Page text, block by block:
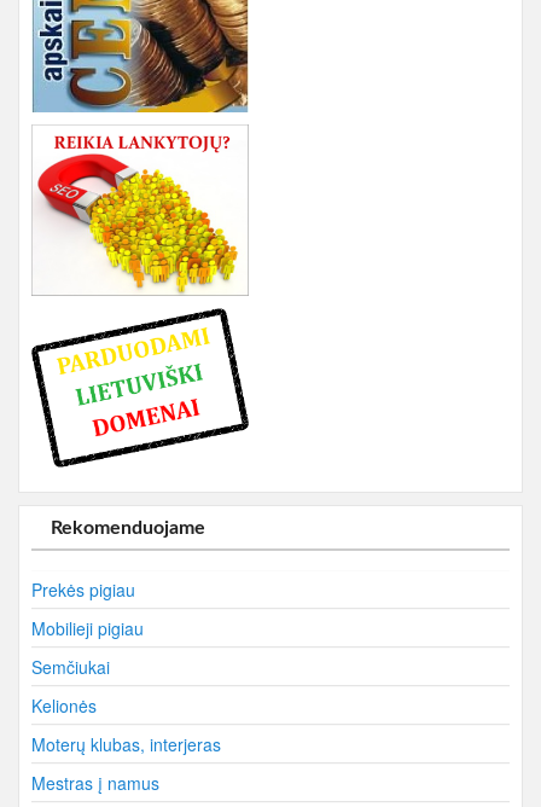
Rekomenduojame
Prekės pigiau
Mobilieji pigiau
Semčiukai
Kelionės
Moterų klubas, interjeras
Mestras į namus